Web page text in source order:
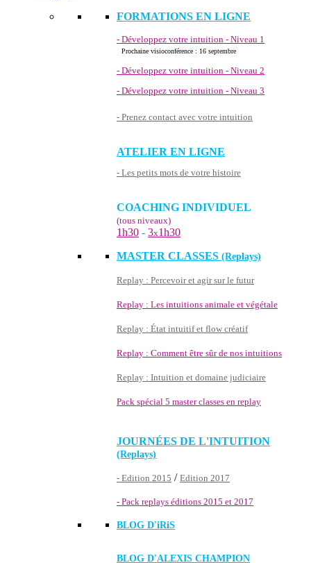
FORMATIONS EN LIGNE
- Développez votre intuition - Niveau 1
Prochaine visioconférence : 16 septembre
- Développez votre intuition - Niveau 2
- Développez votre intuition - Niveau 3
- Prenez contact avec votre intuition
ATELIER EN LIGNE
- Les petits mots de votre histoire
COACHING INDIVIDUEL
(tous niveaux)
1h30 - 3x1h30
MASTER CLASSES (Replays)
Replay : Percevoir et agir sur le futur
Replay : Les intuitions animale et végétale
Replay : État intuitif et flow créatif
Replay : Comment être sûr de nos intuitions
Replay : Intuition et domaine judiciaire
Pack spécial 5 master classes en replay
JOURNÉES DE L'INTUITION
(Replays)
- Edition 2015 / Edition 2017
- Pack replays éditions 2015 et 2017
BLOG D'iRiS
BLOG D'ALEXIS CHAMPION